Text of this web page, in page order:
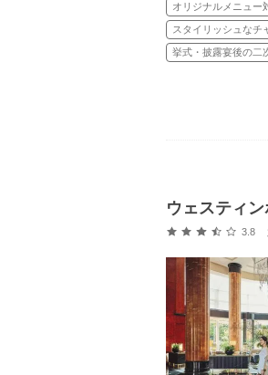
オリジナルメニュー
スタイリッシュなチ
挙式・披露宴後の二
ウェスティ
口コ
3.8